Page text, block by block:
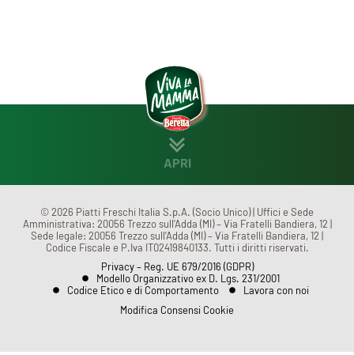
APRI
CHI SIAMO MENÙ
© 2026 Piatti Freschi Italia S.p.A. (Socio Unico) | Uffici e Sede
Amministrativa: 20056 Trezzo sull’Adda (MI) – Via Fratelli Bandiera, 12 |
Sede legale: 20056 Trezzo sull’Adda (MI) – Via Fratelli Bandiera, 12 |
Codice Fiscale e P.Iva IT02419840133. Tutti i diritti riservati.
Privacy – Reg. UE 679/2016 (GDPR)
Modello Organizzativo ex D. Lgs. 231/2001
Codice Etico e di Comportamento
Lavora con noi
Modifica Consensi Cookie